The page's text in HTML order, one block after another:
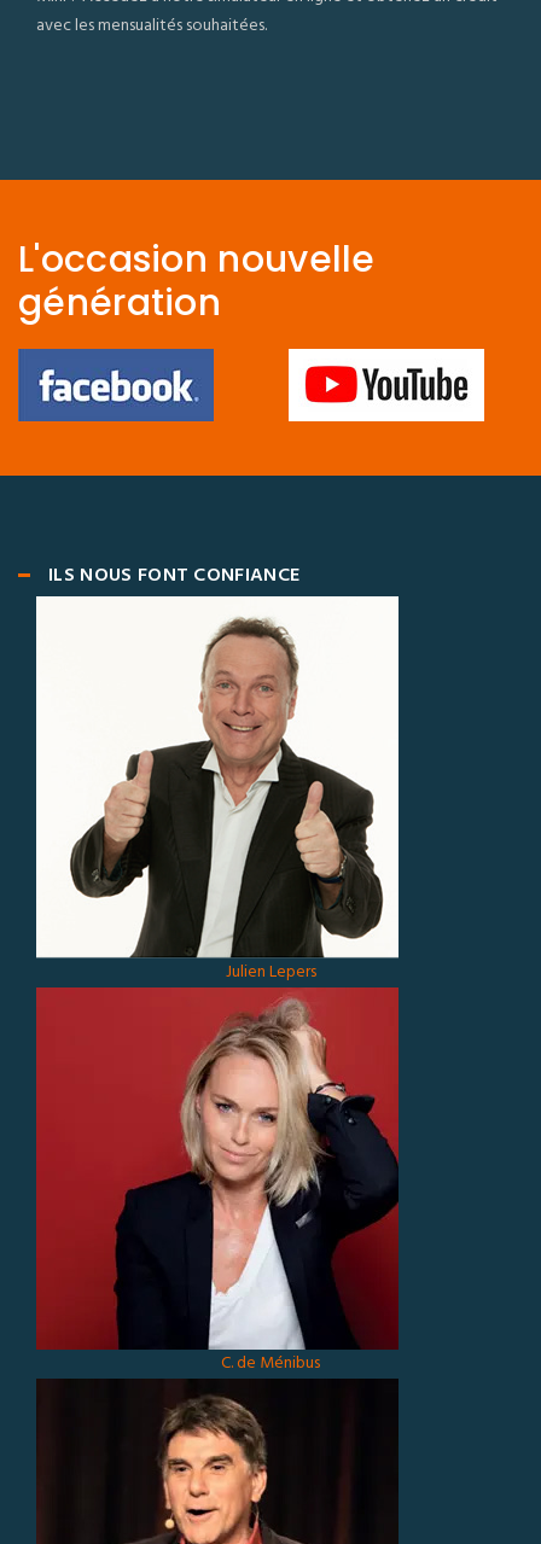
avec les mensualités souhaitées.
L'occasion nouvelle
génération
ILS NOUS FONT CONFIANCE
Julien Lepers
C. de Ménibus